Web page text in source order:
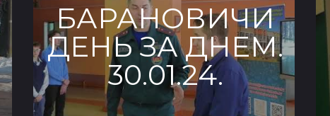
БАРАНОВИЧИ
ДЕНЬ ЗА ДНЕМ.
30.01.24.